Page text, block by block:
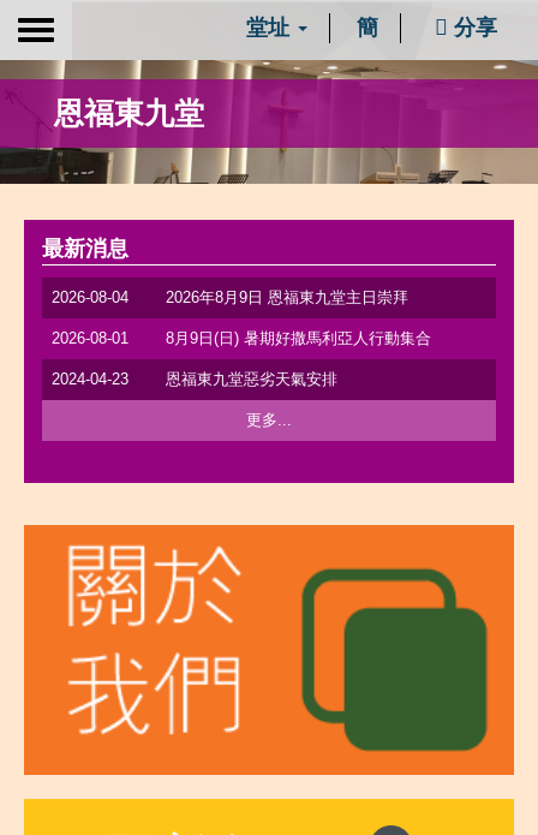
Toggle
堂址 簡 分享
恩福東九堂
最新消息
2026-08-04 2026年8月9日 恩福東九堂主日崇拜
2026-08-01 8月9日(日) 暑期好撒馬利亞人行動集合
2024-04-23 恩福東九堂惡劣天氣安排
更多...